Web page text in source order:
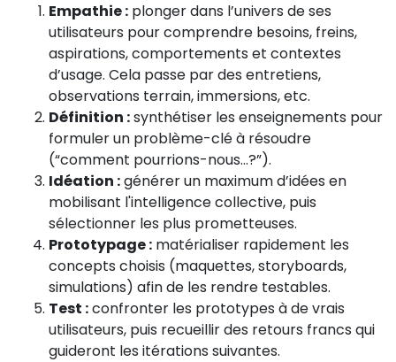
Empathie : plonger dans l’univers de ses
utilisateurs pour comprendre besoins, freins,
aspirations, comportements et contextes
d’usage. Cela passe par des entretiens,
observations terrain, immersions, etc.
Définition :synthétiser les enseignements pour
formuler un problème-clé à résoudre
(“comment pourrions-nous...?”).
Idéation :générer un maximum d’idées en
mobilisant l'intelligence collective, puis
sélectionner les plus prometteuses.
Prototypage : matérialiser rapidement les
concepts choisis (maquettes, storyboards,
simulations) afin de les rendre testables.
Test :confronter les prototypes à de vrais
utilisateurs, puis recueillir des retours francs qui
guideront les itérations suivantes.